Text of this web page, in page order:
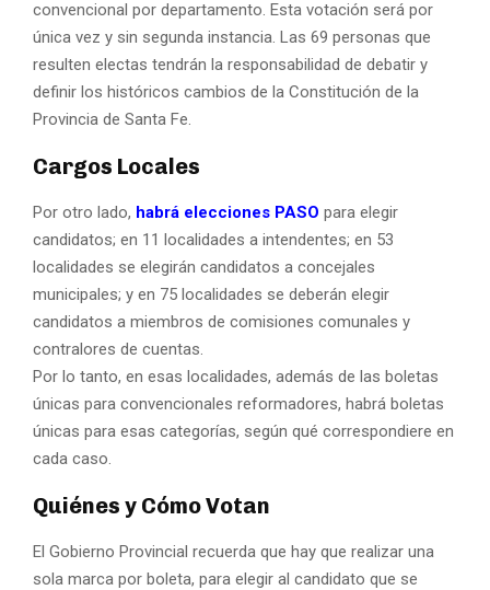
convencional por departamento. Esta votación será por
única vez y sin segunda instancia. Las 69 personas que
resulten electas tendrán la responsabilidad de debatir y
definir los históricos cambios de la Constitución de la
Provincia de Santa Fe.
Cargos Locales
Por otro lado, habrá elecciones PASO para elegir
candidatos; en 11 localidades a intendentes; en 53
localidades se elegirán candidatos a concejales
municipales; y en 75 localidades se deberán elegir
candidatos a miembros de comisiones comunales y
contralores de cuentas.
Por lo tanto, en esas localidades, además de las boletas
únicas para convencionales reformadores, habrá boletas
únicas para esas categorías, según qué correspondiere en
cada caso.
Quiénes y Cómo Votan
El Gobierno Provincial recuerda que hay que realizar una
sola marca por boleta, para elegir al candidato que se